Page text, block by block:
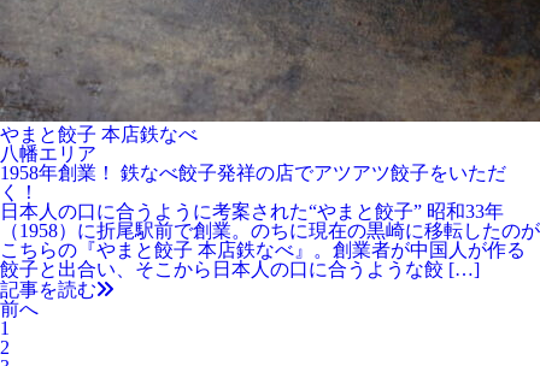
やまと餃子 本店鉄なべ
八幡エリア
1958年創業！ 鉄なべ餃子発祥の店でアツアツ餃子をいただ
く！
日本人の口に合うように考案された“やまと餃子” 昭和33年
（1958）に折尾駅前で創業。のちに現在の黒崎に移転したのが
こちらの『やまと餃子 本店鉄なべ』。創業者が中国人が作る
餃子と出合い、そこから日本人の口に合うような餃 […]
記事を読む
前へ
1
2